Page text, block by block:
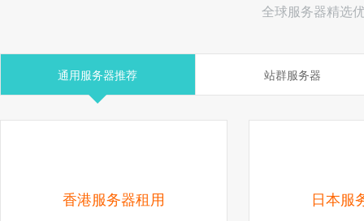
全球服务器精选
通用服务器推荐 站群服务器
香港服务器租用 日本服